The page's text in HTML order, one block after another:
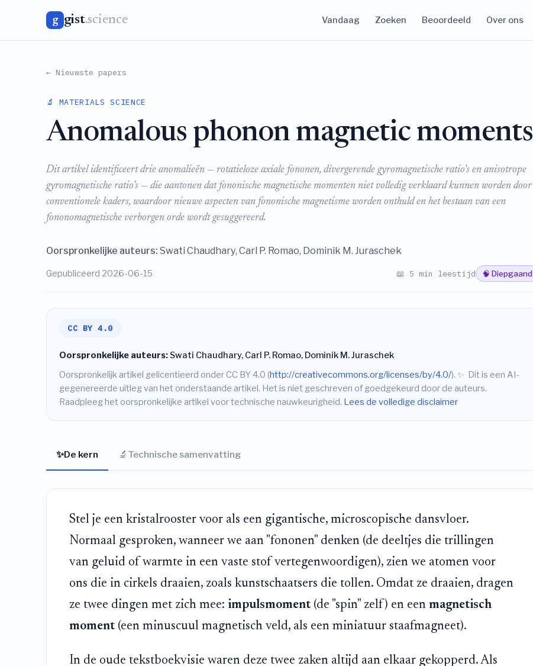
g gist.science Vandaag Zoeken Beoordeeld Over ons
← Nieuwste papers
🔬 MATERIALS SCIENCE
Anomalous phonon magnetic moments
Dit artikel identificeert drie anomalieën — rotatieloze axiale fononen, divergerende gyromagnetische ratio's en anisotrope
gyromagnetische ratio's — die aantonen dat fononische magnetische momenten niet volledig verklaard kunnen worden door
conventionele kaders, waardoor nieuwe aspecten van fononische magnetisme worden onthuld en het bestaan van een
fononomagnetische verborgen orde wordt gesuggereerd.
Oorspronkelijke auteurs: Swati Chaudhary, Carl P. Romao, Dominik M. Juraschek
Gepubliceerd 2026-06-15 📖 5 min leestijd 🧠 Diepgaand
CC BY 4.0
Oorspronkelijke auteurs:Swati Chaudhary, Carl P. Romao, Dominik M. Juraschek
Oorspronkelijk artikel gelicentieerd onder CC BY 4.0 (http://creativecommons.org/licenses/by/4.0/). ✨ Dit is een AI-
gegenereerde uitleg van het onderstaande artikel. Het is niet geschreven of goedgekeurd door de auteurs.
Raadpleeg het oorspronkelijke artikel voor technische nauwkeurigheid. Lees de volledige disclaimer
✨De kern 🔬 Technische samenvatting
Stel je een kristalrooster voor als een gigantische, microscopische dansvloer.
Normaal gesproken, wanneer we aan "fononen" denken (de deeltjes die trillingen
van geluid of warmte in een vaste stof vertegenwoordigen), zien we atomen voor
ons die in cirkels draaien, zoals kunstschaatsers die tollen. Omdat ze draaien, dragen
ze twee dingen met zich mee: impulsmoment(de "spin" zelf) en een magnetisch
moment(een minuscuul magnetisch veld, als een miniatuur staafmagneet).
In de oude tekstboekvisie waren deze twee zaken altijd aan elkaar gekopperd. Als